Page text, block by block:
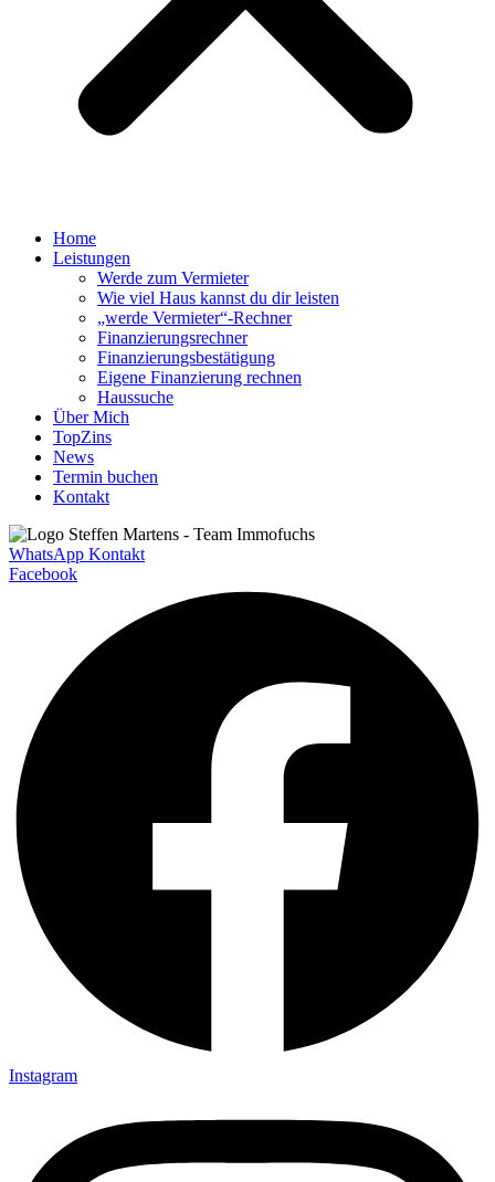
Home
Leistungen
Werde zum Vermieter
Wie viel Haus kannst du dir leisten
„werde Vermieter“-Rechner
Finanzierungsrechner
Finanzierungsbestätigung
Eigene Finanzierung rechnen
Haussuche
Über Mich
TopZins
News
Termin buchen
Kontakt
WhatsApp Kontakt
Facebook
Instagram